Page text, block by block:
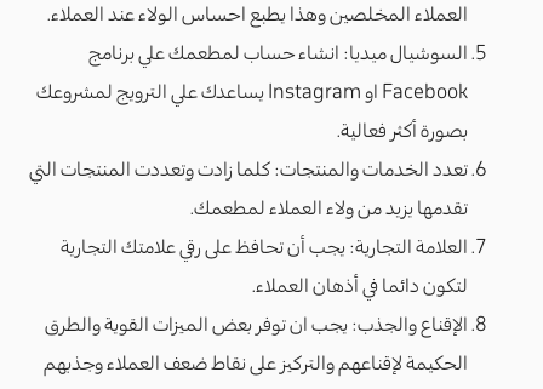
العملاء المخلصين وهذا يطبع احساس الولاء عند العملاء.
السوشيال ميديا: انشاء حساب لمطعمك علي برنامج
Facebook او Instagram يساعدك علي الترويج لمشروعك
بصورة أكثر فعالية.
تعدد الخدمات والمنتجات: كلما زادت وتعددت المنتجات التي
تقدمها يزيد من ولاء العملاء لمطعمك.
العلامة التجارية: يجب أن تحافظ على رقي علامتك التجارية
لتكون دائما في أذهان العملاء.
الإقناع والجذب: يجب ان توفر بعض الميزات القوية والطرق
الحكيمة لإقناعهم والتركيز على نقاط ضعف العملاء وجذبهم